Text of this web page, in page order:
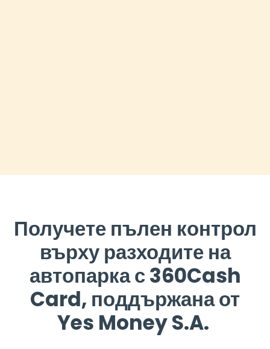
Получете пълен контрол
върху разходите на
автопарка с 360Cash
Card, поддържана от
Yes Money S.A.